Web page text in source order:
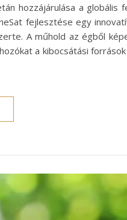
hozzájárulása a globális
fejlesztése egy
A műhold az égből
a kibocsátási források